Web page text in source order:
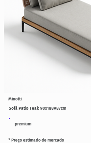
premium
Sofá Patio Teak 90x188A87cm
* Preço estimado de mercado
Minotti